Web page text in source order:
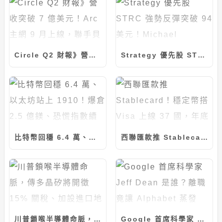
Circle Q2 財報》營收突破 7 億美元！Arc 主網 9 月上線，聯手貝萊德推動 BUIDL 代幣化 Strategy 優先股 STRC 強勢反彈突破 94 美元！Michael Saylor：目標成為全球市值最大公司
比特幣回穩 6.4 萬、以太坊站上 1910！爆倉 2.5 億鎂、恐慌指數續回落 西聯匯款推 Stablecard！穩定幣搭 Visa 上線 37 國，年底衝 60 市場
川普鎖喉半導體命脈，傳多晶矽將開徵 15% 關稅、加設進口地板價 Google 首席科學家 Jeff Dean 是誰？離職竟讓 Alphabet 蒸發 1900 億美元